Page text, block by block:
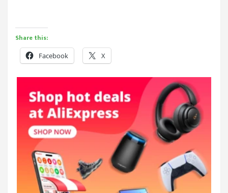
Share this:
Facebook X